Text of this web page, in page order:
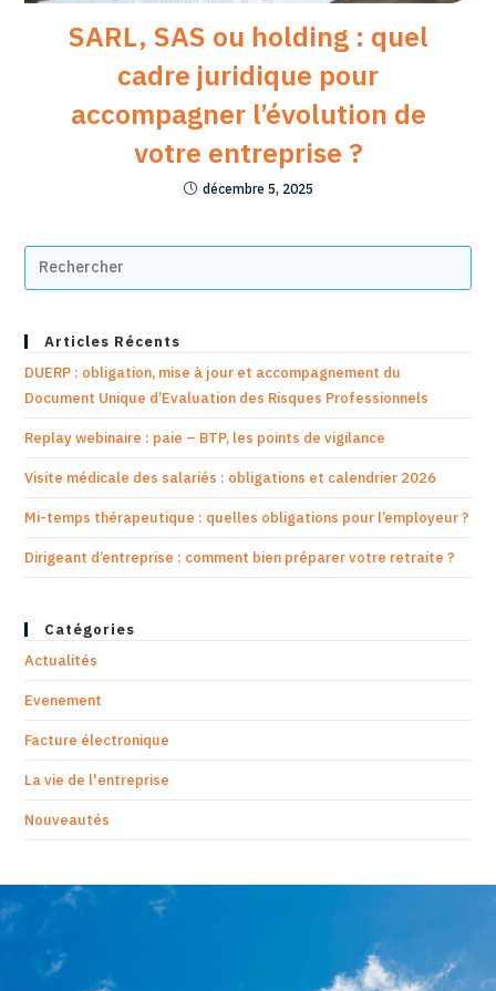
SARL, SAS ou holding : quel
cadre juridique pour
accompagner l’évolution de
votre entreprise ?
décembre 5, 2025
Articles Récents
DUERP : obligation, mise à jour et accompagnement du
Document Unique d’Evaluation des Risques Professionnels
Replay webinaire : paie – BTP, les points de vigilance
Visite médicale des salariés : obligations et calendrier 2026
Mi-temps thérapeutique : quelles obligations pour l’employeur ?
Dirigeant d’entreprise : comment bien préparer votre retraite ?
Catégories
Actualités
Evenement
Facture électronique
La vie de l'entreprise
Nouveautés